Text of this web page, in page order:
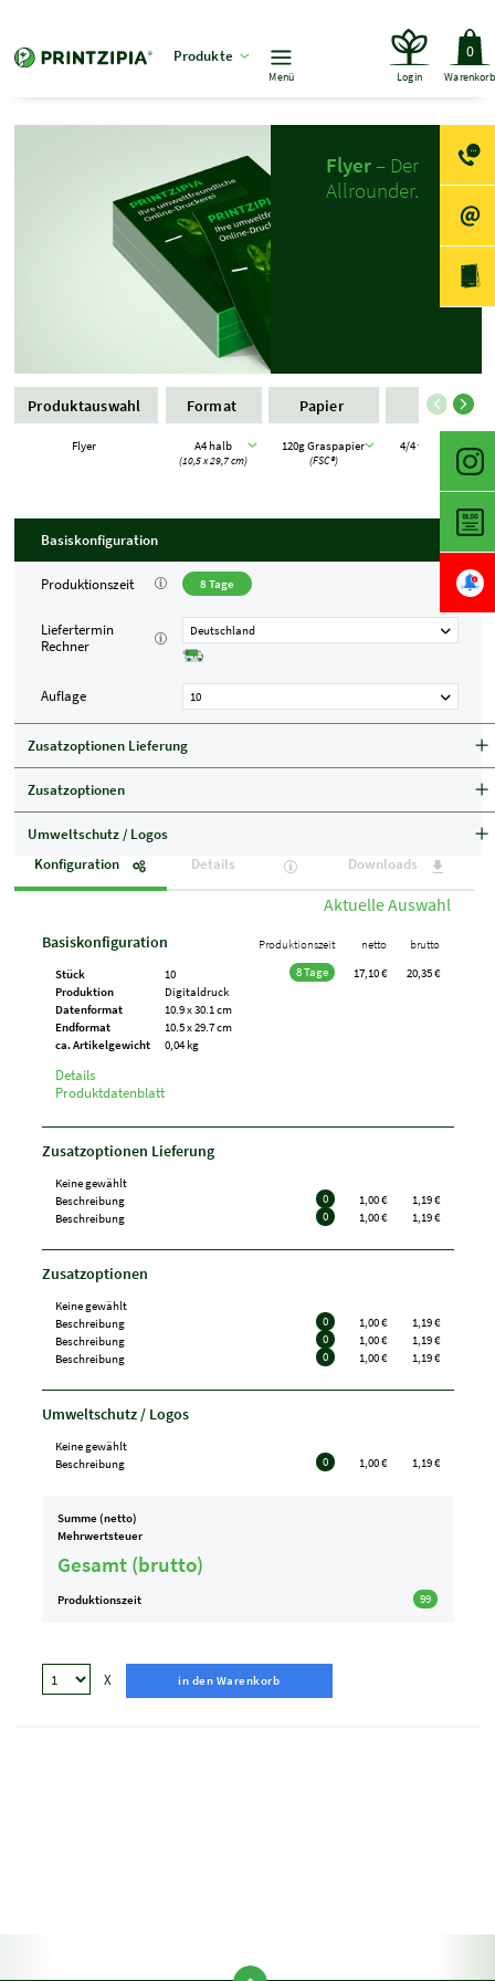
Produkte
Menü Login Warenkorb
0
Flyer– Der
Allrounder.
Produktauswahl
Flyer
Format
A4 halb
(10,5 x 29,7 cm)
Papier
120g Graspapier
(FSC®)
Farbe
4/4 farbig
Basiskonfiguration
Produktionszeit 8 Tage
Liefertermin
Rechner
Deutschland
Auflage 10
Zusatzoptionen Lieferung
Zusatzoptionen
Umweltschutz / Logos
Konfiguration
Details Downloads
Aktuelle Auswahl
Basiskonfiguration Produktionszeit netto
brutto
Stück
10
Produktion
Digitaldruck
Datenformat
10.9 x 30.1 cm
Endformat
10.5 x 29.7 cm
ca. Artikelgewicht
0,04 kg
8 Tage 17,10 € 20,35 €
Details
Produktdatenblatt
Zusatzoptionen Lieferung
Keine gewählt
Beschreibung
0 1,00 €
1,19 €
Beschreibung
0 1,00 € 1,19 €
Zusatzoptionen
Keine gewählt
Beschreibung
0 1,00 €
1,19 €
Beschreibung
0 1,00 €
1,19 €
Beschreibung
0 1,00 € 1,19 €
Umweltschutz / Logos
Keine gewählt
Beschreibung
0 1,00 € 1,19 €
Summe (netto)
Mehrwertsteuer
Gesamt (brutto)
Produktionszeit 99
X in den Warenkorb